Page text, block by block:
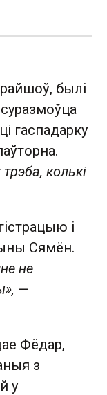
былі
гаспадарку
колькі
і
Сямён.
не
—
Фёдар,
з
у